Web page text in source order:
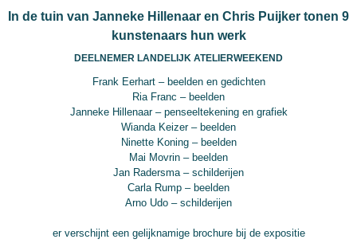
In de tuin van Janneke Hillenaar en Chris Puijker tonen 9
kunstenaars hun werk
DEELNEMER LANDELIJK ATELIERWEEKEND
Frank Eerhart – beelden en gedichten
Ria Franc – beelden
Janneke Hillenaar – penseeltekening en grafiek
Wianda Keizer – beelden
Ninette Koning – beelden
Mai Movrin – beelden
Jan Radersma – schilderijen
Carla Rump – beelden
Arno Udo – schilderijen
er verschijnt een gelijknamige brochure bij de expositie